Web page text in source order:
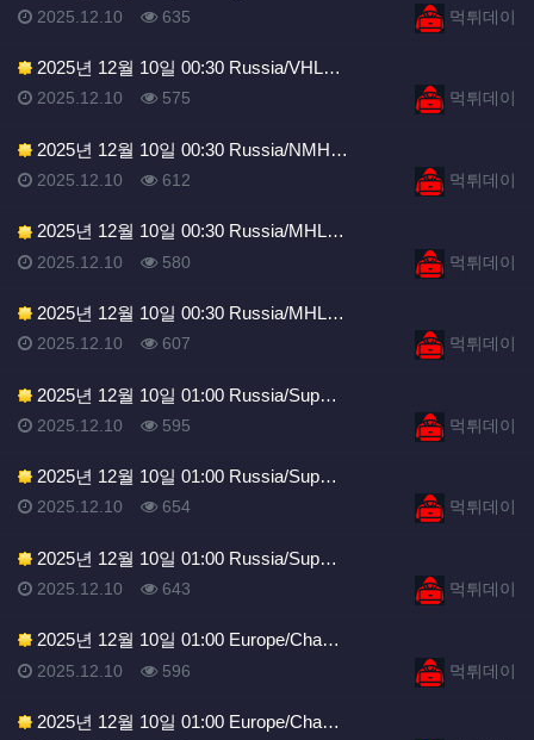
등록자먹튀데이
등록일
2025.12.10 조회
635
2025년 12월 10일 00:30 Russia/VHL…
등록자먹튀데이
등록일
2025.12.10 조회
575
2025년 12월 10일 00:30 Russia/NMH…
등록자먹튀데이
등록일
2025.12.10 조회
612
2025년 12월 10일 00:30 Russia/MHL…
등록자먹튀데이
등록일
2025.12.10 조회
580
2025년 12월 10일 00:30 Russia/MHL…
등록자먹튀데이
등록일
2025.12.10 조회
607
2025년 12월 10일 01:00 Russia/Sup…
등록자먹튀데이
등록일
2025.12.10 조회
595
2025년 12월 10일 01:00 Russia/Sup…
등록자먹튀데이
등록일
2025.12.10 조회
654
2025년 12월 10일 01:00 Russia/Sup…
등록자먹튀데이
등록일
2025.12.10 조회
643
2025년 12월 10일 01:00 Europe/Cha…
등록자먹튀데이
등록일
2025.12.10 조회
596
2025년 12월 10일 01:00 Europe/Cha…